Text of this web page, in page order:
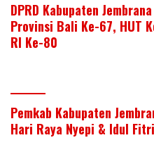
DPRD Kabupaten
Provinsi Bali Ke-67, HUT
RI Ke-80
Pemkab Kabupaten
Hari Raya Nyepi & Idul